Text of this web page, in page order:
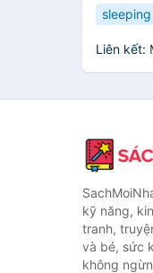
Liên kết:
kỹ năng,
tranh,
và bé, sức
không